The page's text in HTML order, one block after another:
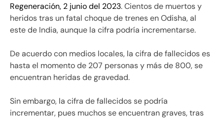
Regeneración, 2 junio del 2023. Cientos de muertos y
heridos tras un fatal choque de trenes en Odisha, al
este de India, aunque la cifra podría incrementarse.
De acuerdo con medios locales, la cifra de fallecidos es
hasta el momento de 207 personas y más de 800, se
encuentran heridas de gravedad.
Sin embargo, la cifra de fallecidos se podría
incrementar, pues muchos se encuentran graves, tras